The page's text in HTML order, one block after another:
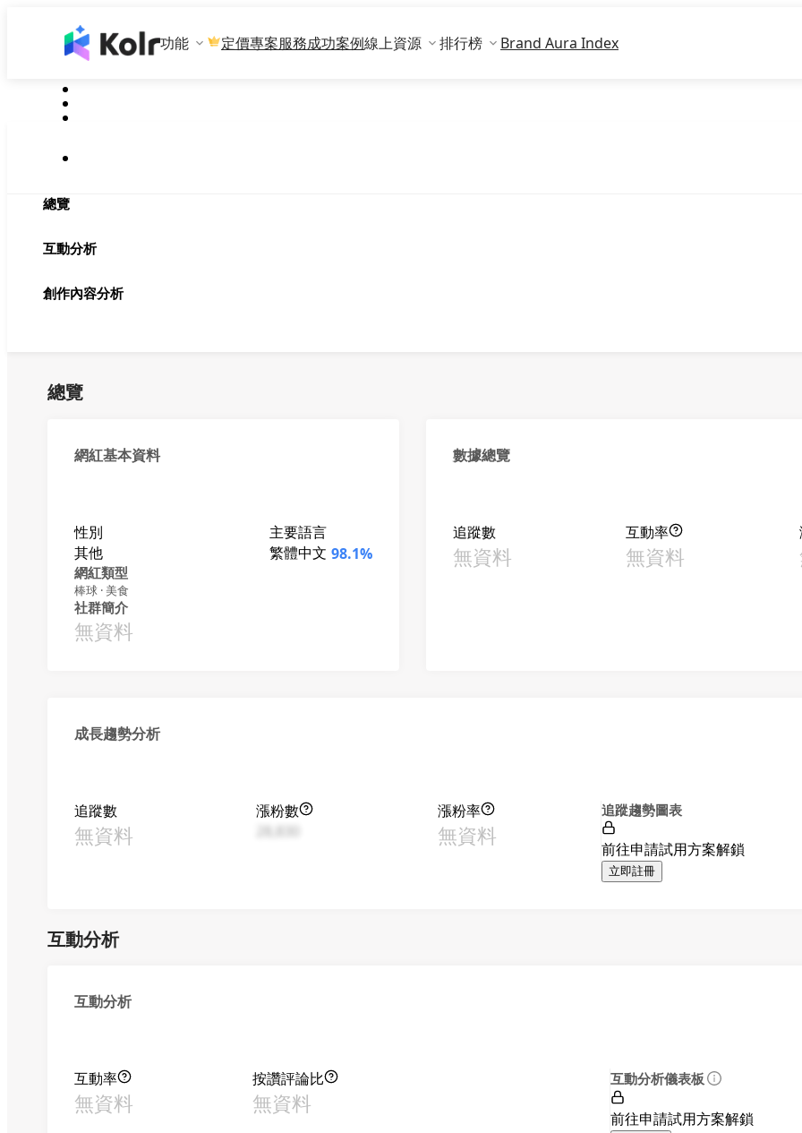
功能 定價專案服務成功案例線上資源 排行榜 Brand Aura Index
總覽
互動分析
創作內容分析
總覽
網紅基本資料
性別
其他
主要語言
繁體中文 98.1%
網紅類型
棒球 · 美食
社群簡介
無資料
數據總覽
追蹤數
無資料
互動率
無資料
成長趨勢分析
追蹤數
無資料
漲粉數
漲粉率
無資料
追蹤趨勢圖表
前往申請試用方案解鎖
立即註冊
互動分析
互動分析
互動率
無資料
按讚評論比
無資料
互動分析儀表板
前往申請試用方案解鎖